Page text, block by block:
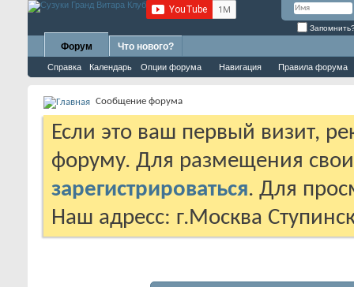
Форум
Справка Календарь Опции форума Навигация Правила форума
Что нового?
Сообщение форума
Если это ваш первый визит,
форуму. Для размещения
зарегистрироваться. Для
Наш адресс: г.Москва